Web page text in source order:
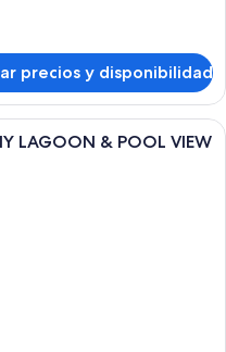
precios y disponibilidad
habitación de hotel moderna
LAGOON & POOL VIEW